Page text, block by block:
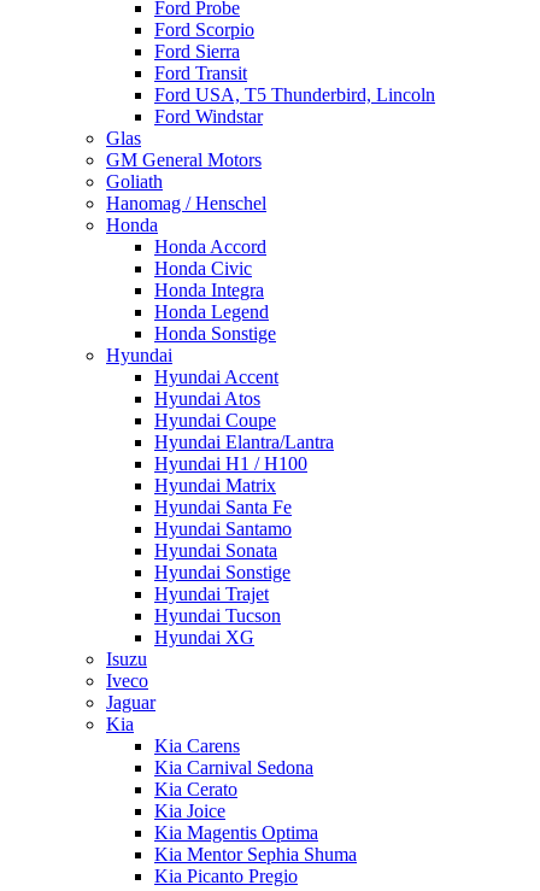
Ford Probe
Ford Scorpio
Ford Sierra
Ford Transit
Ford USA, T5 Thunderbird, Lincoln
Ford Windstar
Glas
GM General Motors
Goliath
Hanomag / Henschel
Honda
Honda Accord
Honda Civic
Honda Integra
Honda Legend
Honda Sonstige
Hyundai
Hyundai Accent
Hyundai Atos
Hyundai Coupe
Hyundai Elantra/Lantra
Hyundai H1 / H100
Hyundai Matrix
Hyundai Santa Fe
Hyundai Santamo
Hyundai Sonata
Hyundai Sonstige
Hyundai Trajet
Hyundai Tucson
Hyundai XG
Isuzu
Iveco
Jaguar
Kia
Kia Carens
Kia Carnival Sedona
Kia Cerato
Kia Joice
Kia Magentis Optima
Kia Mentor Sephia Shuma
Kia Picanto Pregio